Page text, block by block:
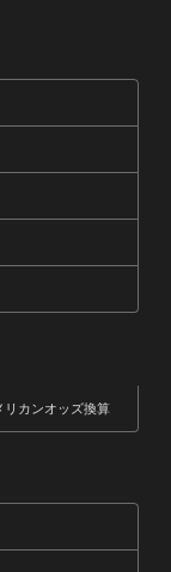
リカンオッズ換算